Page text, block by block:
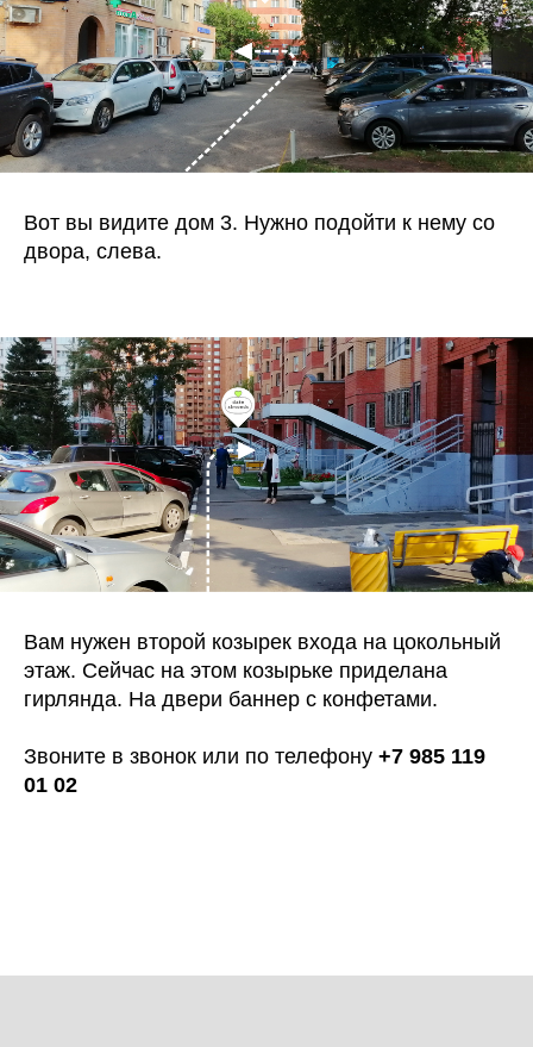
Вот вы видите дом 3. Нужно подойти к нему со
двора, слева.
Вам нужен второй козырек входа на цокольный
этаж. Сейчас на этом козырьке приделана
гирлянда. На двери баннер с конфетами.
Звоните в звонок или по телефону +7 985 119
01 02